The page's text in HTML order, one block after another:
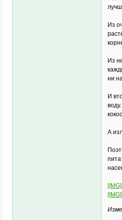
Из
Из
ни
И
А